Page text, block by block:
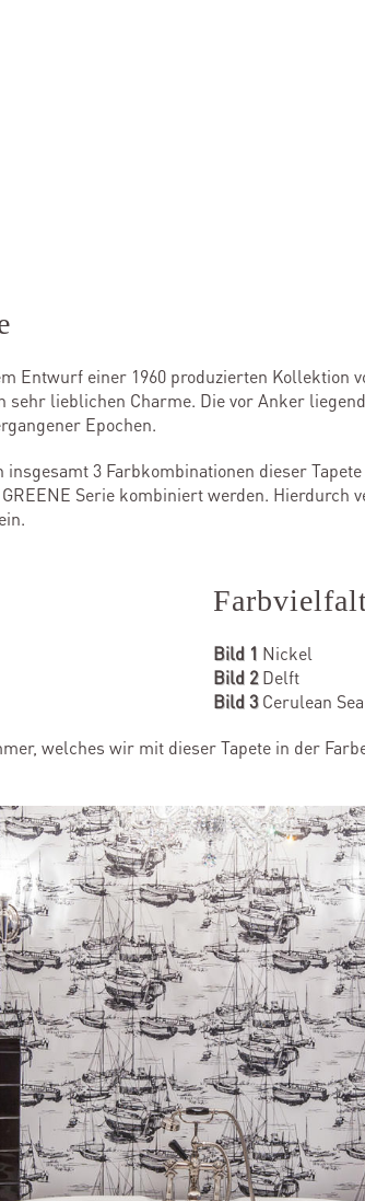
Entwurf einer 1960 produzierten Kollektion
lieblichen Charme. Die vor Anker
Epochen.
3 Farbkombinationen dieser
Serie kombiniert werden. Hierdurch
Bild 1 Nickel
Bild 2Delft
Bild 3Cerulean Sea
welches wir mit dieser Tapete in der